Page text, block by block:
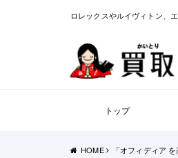
ロレックスやルイヴィトン、
トップ
HOME 「オフィディア